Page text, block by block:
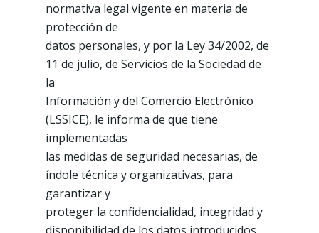
normativa legal vigente en materia de
protección de
datos personales, y por la Ley 34/2002, de
11 de julio, de Servicios de la Sociedad de
la
Información y del Comercio Electrónico
(LSSICE), le informa de que tiene
implementadas
las medidas de seguridad necesarias, de
índole técnica y organizativas, para
garantizar y
proteger la confidencialidad, integridad y